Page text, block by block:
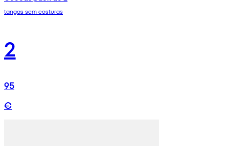
tangas sem costuras
2
95
€